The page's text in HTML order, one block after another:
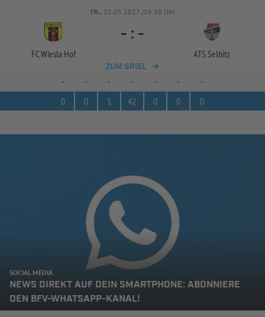
FR.. 21.05.2027 /16:30 Uhr
FC Wiesla Hof
- : -
ATS Selbitz
ZUM SPIEL
- - - - - -
-
0
0 1 42 0 0 0
SOCIAL MEDIA
NEWS DIREKT AUF DEIN SMARTPHONE: ABONNIERE
DEN BFV-WHATSAPP-KANAL!